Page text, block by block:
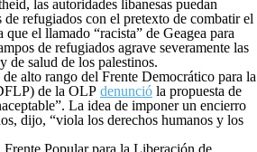
las autoridades libanesas puedan
de refugiados con el pretexto de combatir el
el llamado “racista” de Geagea para
de refugiados agrave severamente las
de salud de los palestinos.
alto rango del Frente Democrático para la
de la OLP denunció la propuesta de
La idea de imponer un encierro
dijo, “viola los derechos humanos y los